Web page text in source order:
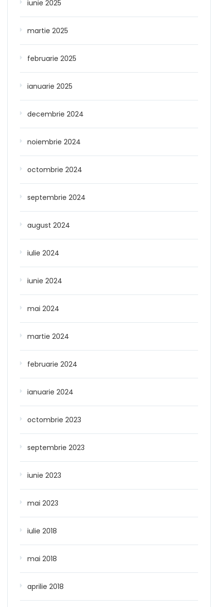
iunie 2025
martie 2025
februarie 2025
ianuarie 2025
decembrie 2024
noiembrie 2024
octombrie 2024
septembrie 2024
august 2024
iulie 2024
iunie 2024
mai 2024
martie 2024
februarie 2024
ianuarie 2024
octombrie 2023
septembrie 2023
iunie 2023
mai 2023
iulie 2018
mai 2018
aprilie 2018